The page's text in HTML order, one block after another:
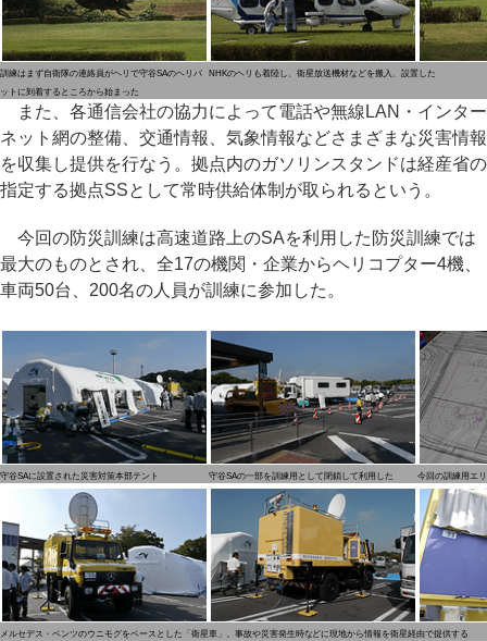
訓練はまず自衛隊の連絡員がヘリで守谷SAのヘリパ
ットに到着するところから始まった
NHKのヘリも着陸し、衛星放送機材などを搬入、設置した
また、各通信会社の協力によって電話や無線LAN・インター
ネット網の整備、交通情報、気象情報などさまざまな災害情報
を収集し提供を行なう。拠点内のガソリンスタンドは経産省の
指定する拠点SSとして常時供給体制が取られるという。
今回の防災訓練は高速道路上のSAを利用した防災訓練では
最大のものとされ、全17の機関・企業からヘリコプター4機、
車両50台、200名の人員が訓練に参加した。
守谷SAに設置された災害対策本部テント 守谷SAの一部を訓練用として閉鎖して利用した 今回の訓練用エ
メルセデス・ベンツのウニモグをベースとした「衛星車」。事故や災害発生時などに現地から情報を衛星経由で提供する